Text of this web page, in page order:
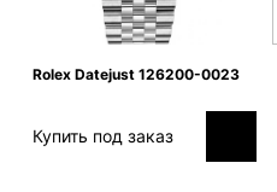
Rolex Datejust 126200-0023
Купить под заказ